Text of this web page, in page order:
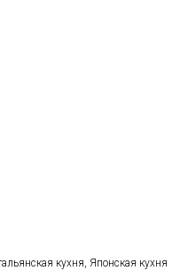
кухня, Японская кухня